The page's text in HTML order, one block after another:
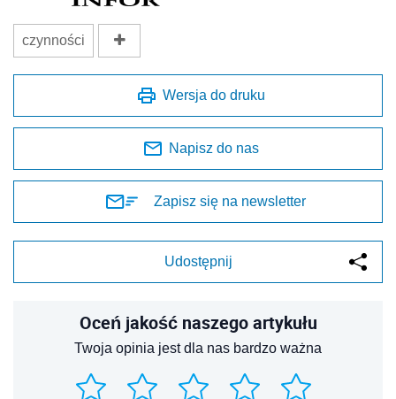
czynności
Wersja do druku
Napisz do nas
Zapisz się na newsletter
Udostępnij
Oceń jakość naszego artykułu
Twoja opinia jest dla nas bardzo ważna